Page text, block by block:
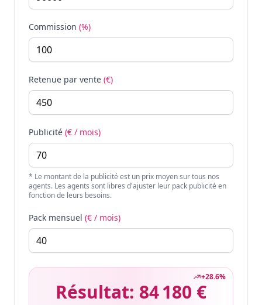
Commission (%)
Retenue par vente (€)
Publicité (€ / mois)
* Le montant de la publicité est un prix moyen sur tous nos
agents. Les agents sont libres d'ajuster leur pack publicité en
fonction de leurs besoins.
Pack mensuel (€ / mois)
+28.6%
Résultat: 84 180 €